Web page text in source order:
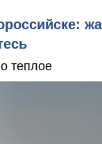
теплое